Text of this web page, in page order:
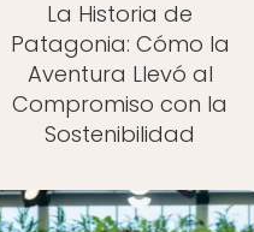
La Historia de
Patagonia: Cómo la
Aventura Llevó al
Compromiso con la
Sostenibilidad